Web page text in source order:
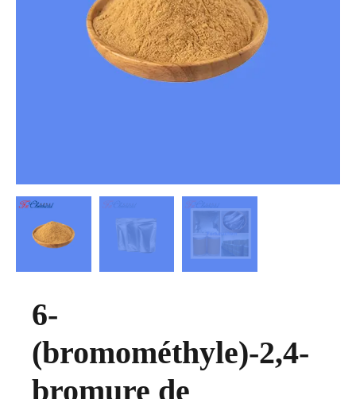
6-
(bromométhyle)-2,4-
bromure de